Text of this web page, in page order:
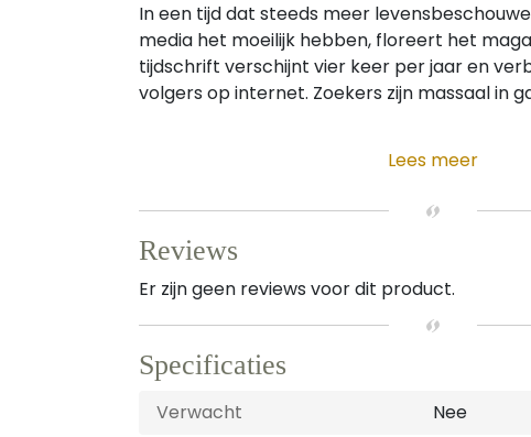
In een tijd dat steeds meer
media het moeilijk hebben, floreert het
tijdschrift verschijnt vier keer per jaar en
volgers op internet. Zoekers zijn massaal in
Lees meer
Reviews
Er zijn geen reviews voor dit product.
Specificaties
Verwacht
Nee